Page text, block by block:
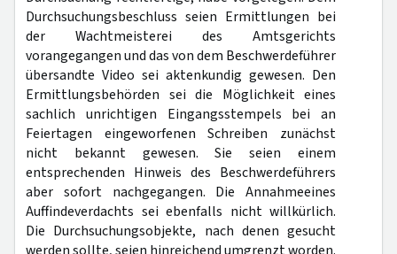
Durchsuchungsbeschluss seien Ermittlungen bei
der Wachtmeisterei des Amtsgerichts
vorangegangen und das von dem Beschwerdeführer
übersandte Video sei aktenkundig gewesen. Den
Ermittlungsbehörden sei die Möglichkeit eines
sachlich unrichtigen Eingangsstempels bei an
Feiertagen eingeworfenen Schreiben zunächst
nicht bekannt gewesen. Sie seien einem
entsprechenden Hinweis des Beschwerdeführers
aber sofort nachgegangen. Die Annahmeeines
Auffindeverdachts sei ebenfalls nicht willkürlich.
Die Durchsuchungsobjekte, nach denen gesucht